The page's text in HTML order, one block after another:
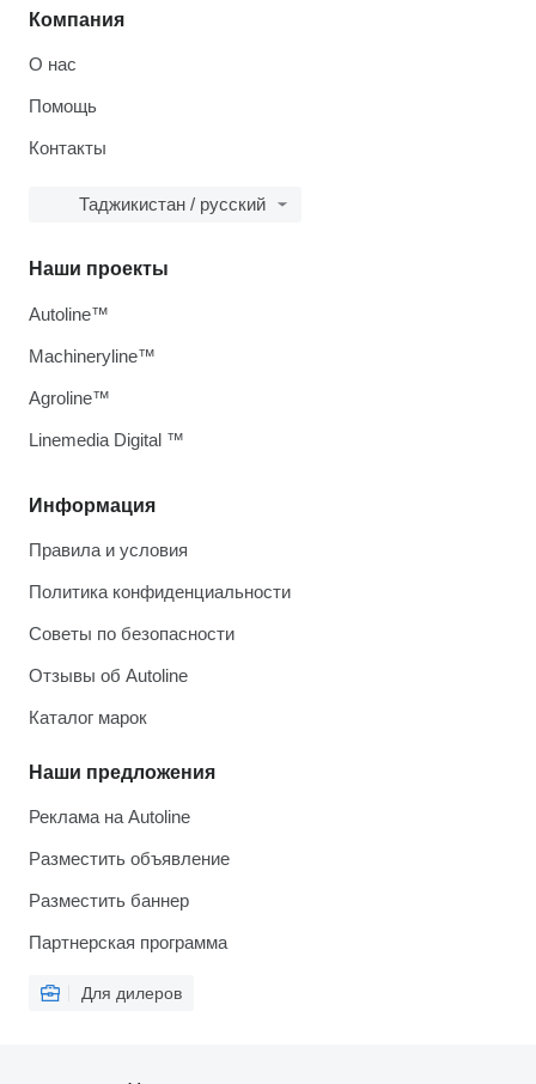
Компания
О нас
Помощь
Контакты
Таджикистан / русский
Информация
Правила и условия
Политика конфиденциальности
Советы по безопасности
Отзывы об Autoline
Каталог марок
Наши предложения
Реклама на Autoline
Разместить объявление
Разместить баннер
Партнерская программа
Для дилеров
Наши проекты
Autoline™
Machineryline™
Agroline™
Linemedia Digital ™